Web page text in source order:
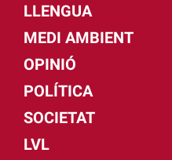
LLENGUA
MEDI AMBIENT
OPINIÓ
POLÍTICA
SOCIETAT
LVL